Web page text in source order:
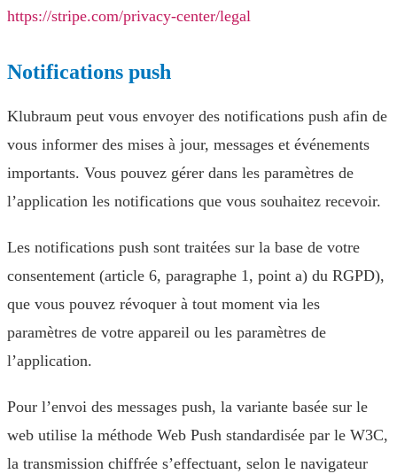
https://stripe.com/privacy-center/legal
Notifications push
Klubraum peut vous envoyer des notifications push afin de
vous informer des mises à jour, messages et événements
importants. Vous pouvez gérer dans les paramètres de
l’application les notifications que vous souhaitez recevoir.
Les notifications push sont traitées sur la base de votre
consentement (article 6, paragraphe 1, point a) du RGPD),
que vous pouvez révoquer à tout moment via les
paramètres de votre appareil ou les paramètres de
l’application.
Pour l’envoi des messages push, la variante basée sur le
web utilise la méthode Web Push standardisée par le W3C,
la transmission chiffrée s’effectuant, selon le navigateur